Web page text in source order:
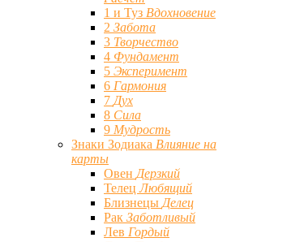
1 и Туз Вдохновение
2 Забота
3 Творчество
4 Фундамент
5 Эксперимент
6 Гармония
7 Дух
8 Сила
9 Мудрость
Знаки Зодиака Влияние на
карты
Овен Дерзкий
ТелецЛюбящий
Близнецы Делец
Рак Заботливый
Лев Гордый